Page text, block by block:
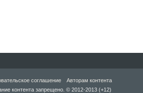
соглашение
Авторам контента
контента запрещено. © 2012-2013 (+12)